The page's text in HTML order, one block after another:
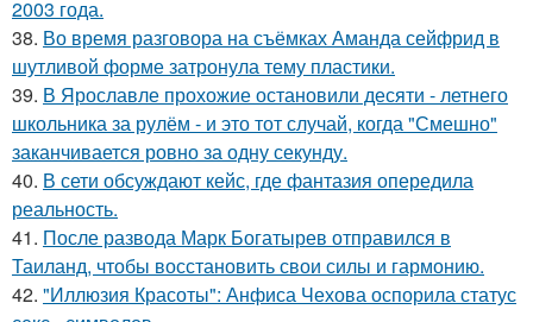
2003 года.
38. Во время разговора на съёмках Аманда сейфрид в
шутливой форме затронула тему пластики.
39. В Ярославле прохожие остановили десяти - летнего
школьника за рулём - и это тот случай, когда "Смешно"
заканчивается ровно за одну секунду.
40. В сети обсуждают кейс, где фантазия опередила
реальность.
41. После развода Марк Богатырев отправился в
Таиланд, чтобы восстановить свои силы и гармонию.
42. "Иллюзия Красоты": Анфиса Чехова оспорила статус